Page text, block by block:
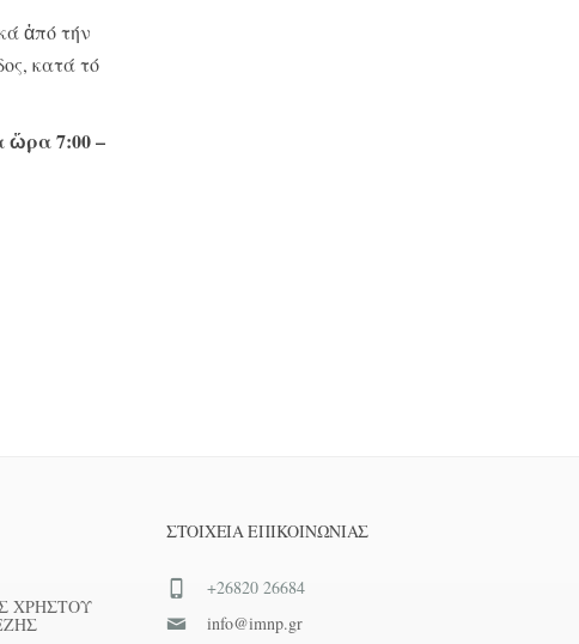
ἀπό τήν
κατά τό
ὥρα 7:00 –
ΧΡΗΣΤΟΥ
ΣΤΟΙΧΕΊΑ ΕΠΙΚΟΙΝΩΝΊΑΣ
+26820 26684
info@imnp.gr